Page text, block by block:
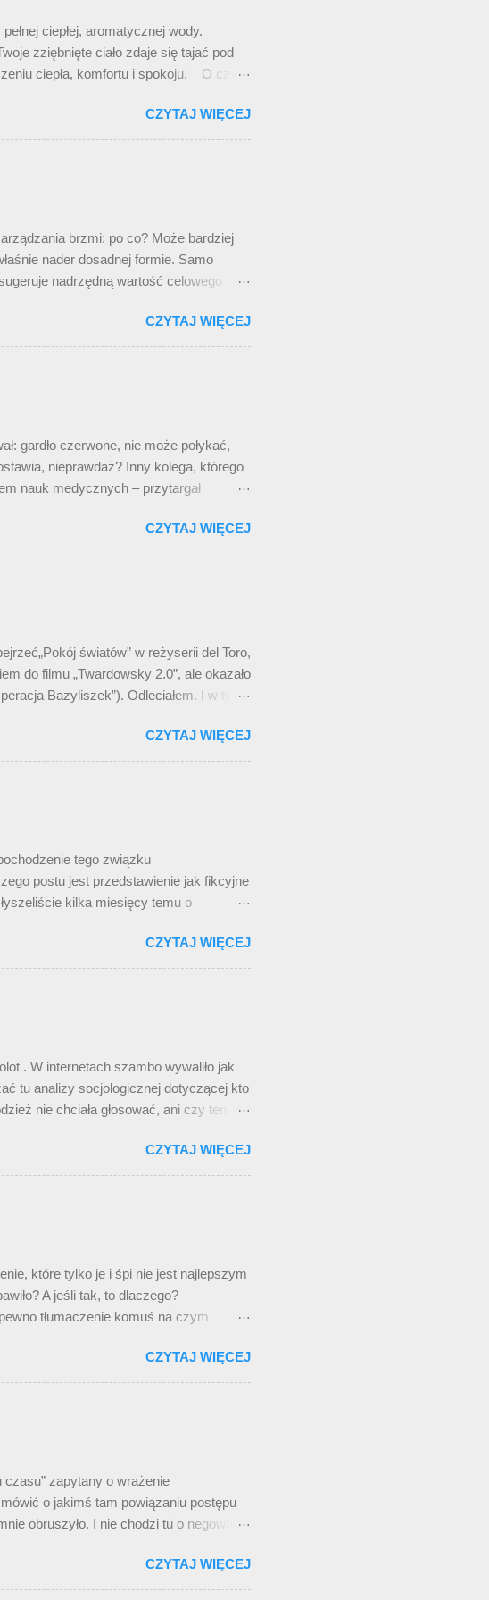
ciepłej, aromatycznej wody.
zziębnięte ciało zdaje się tajać pod
ciepła, komfortu i spokoju. O czym
Zespół nazywa się TRUE WIDOW i w
opatrzonych etykietką „do
Gdy ją sobie wrzuciłem do
akapicie. Jaka jest ta ich muzyka?
CZYTAJ WIĘCEJ
brzmi: po co? Może bardziej
nader dosadnej formie. Samo
nadrzędną wartość celowego
per analogiam do „brzytwy Ockhama”.
„idzie kolejny weekend, może by
mam o czym pisać. Zaległe a
lat temu obiecany samemu sobie), o
CZYTAJ WIĘCEJ
gardło czerwone, nie może połykać,
nieprawdaż? Inny kolega, którego
nauk medycznych – przytargał
- „Pyralgina” - przeczytał, - pyralgina-
a chory kolega potulnie przyjął
je za łóżko, wychodząc z
No cóż. Dlatego zastanawiam się, co
CZYTAJ WIĘCEJ
światów” w reżyserii del Toro,
do filmu „Twardowsky 2.0”, ale okazało
Bazyliszek”). Odleciałem. I w tym
Dawno temu ukazała się na serwisie
ciekawa. I epizodyczna rola Jerzego
(boć się pojęcie dziewicy
CZYTAJ WIĘCEJ
tego związku
postu jest przedstawienie jak fikcyjne
kilka miesięcy temu o
wygrane w dziecięcych grach.
numer jest sześciocyfrowy. Długość,
nie przystaje do Korei
po rozpoczęciu emisji filmu.
CZYTAJ WIĘCEJ
. W internetach szambo wywaliło jak
tu analizy socjologicznej dotyczącej kto
nie chciała głosować, ani czy ten
bo z całego zbioru ( naura,
niektóre z tych słów są już chyba
i sus ), a taką twoj ą star ą , to –
do sieci na liczydle puścili.
Baśń”, który na samym YT obecny
CZYTAJ WIĘCEJ
które tylko je i śpi nie jest najlepszym
A jeśli tak, to dlaczego?
tłumaczenie komuś na czym
to, czy dowcip jest śmieszny, bo zdania
Co tu się językowo dzieje?
CZYTAJ WIĘCEJ
zapytany o wrażenie
o jakimś tam powiązaniu postępu
obruszyło. I nie chodzi tu o negowanie
to były małe wakacje, a teraz to
refleksji przy stole wigilijnym
CZYTAJ WIĘCEJ